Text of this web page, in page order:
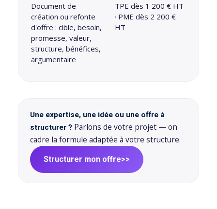
Document de
création ou refonte
d'offre : cible, besoin,
promesse, valeur,
structure, bénéfices,
argumentaire
TPE dès 1 200 € HT
· PME dès 2 200 €
HT
Une expertise, une idée ou une offre à
structurer ? Parlons de votre projet — on
cadre la formule adaptée à votre structure.
Structurer mon offre>>